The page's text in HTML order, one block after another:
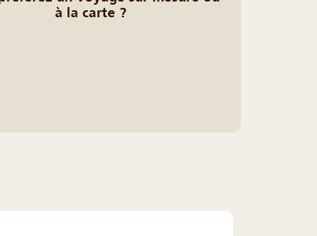
à la carte ?